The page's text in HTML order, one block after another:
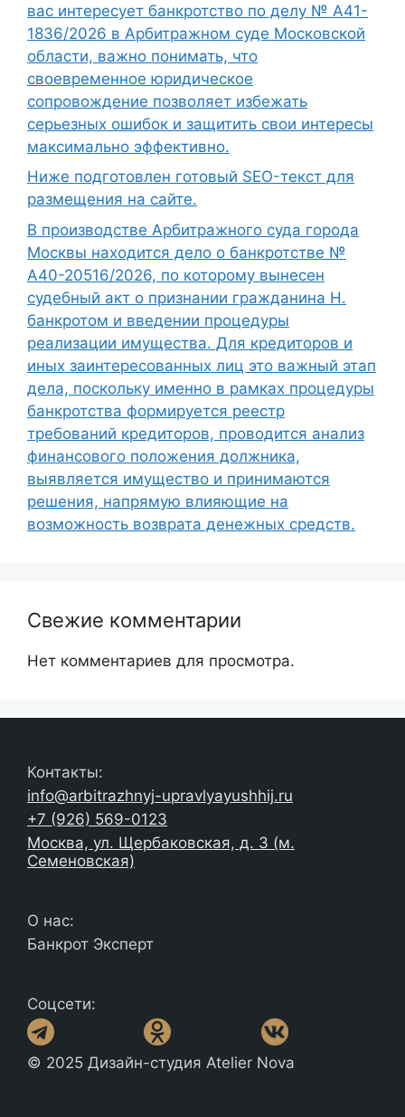
вас интересует банкротство по делу № А41-
1836/2026 в Арбитражном суде Московской
области, важно понимать, что
своевременное юридическое
сопровождение позволяет избежать
серьезных ошибок и защитить свои интересы
максимально эффективно.
Ниже подготовлен готовый SEO-текст для
размещения на сайте.
В производстве Арбитражного суда города
Москвы находится дело о банкротстве №
А40-20516/2026, по которому вынесен
судебный акт о признании гражданина Н.
банкротом и введении процедуры
реализации имущества. Для кредиторов и
иных заинтересованных лиц это важный этап
дела, поскольку именно в рамках процедуры
банкротства формируется реестр
требований кредиторов, проводится анализ
финансового положения должника,
выявляется имущество и принимаются
решения, напрямую влияющие на
возможность возврата денежных средств.
Свежие комментарии
Нет комментариев для просмотра.
Контакты:
info@arbitrazhnyj-upravlyayushhij.ru
+7 (926) 569-0123
Москва, ул. Щербаковская, д. 3 (м.
Семеновская)
О нас:
Банкрот Эксперт
Соцсети:
© 2025 Дизайн-студия Atelier Nova